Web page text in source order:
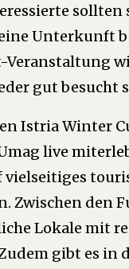
sollten
Unterkunft
Veranstaltung
gut besucht
Istria Winter
live
vielseitiges
Zwischen den
Lokale mit
gibt es in